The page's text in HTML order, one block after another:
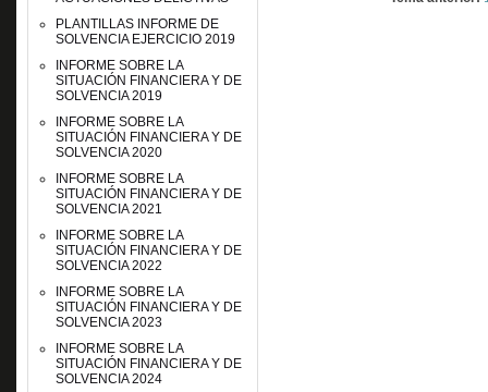
PLANTILLAS INFORME DE
SOLVENCIA EJERCICIO 2019
INFORME SOBRE LA
SITUACIÓN FINANCIERA Y DE
SOLVENCIA 2019
INFORME SOBRE LA
SITUACIÓN FINANCIERA Y DE
SOLVENCIA 2020
INFORME SOBRE LA
SITUACIÓN FINANCIERA Y DE
SOLVENCIA 2021
INFORME SOBRE LA
SITUACIÓN FINANCIERA Y DE
SOLVENCIA 2022
INFORME SOBRE LA
SITUACIÓN FINANCIERA Y DE
SOLVENCIA 2023
INFORME SOBRE LA
SITUACIÓN FINANCIERA Y DE
SOLVENCIA 2024